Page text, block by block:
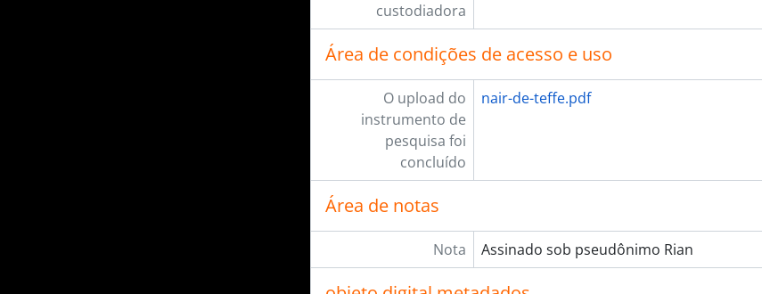
custodiadora
Área de condições de acesso e uso
O upload do
instrumento de
pesquisa foi
concluído
nair-de-teffe.pdf
Área de notas
Nota Assinado sob pseudônimo Rian